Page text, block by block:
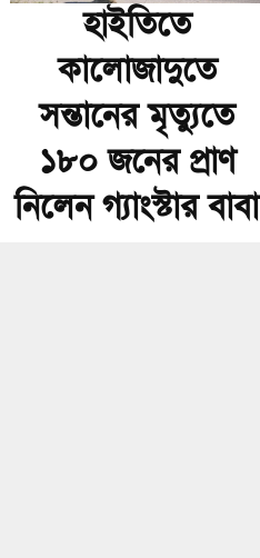
হাইতিতে
কালোজাদুতে
সন্তানের মৃত্যুতে
১৮০ জনের প্রাণ
নিলেন গ্যাংস্টার বাবা